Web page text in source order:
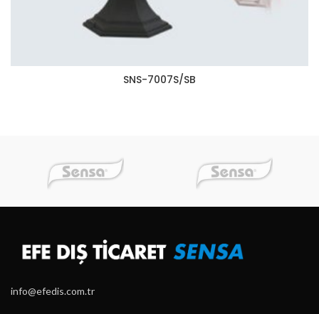
SNS-7007S/SB
info@efedis.com.tr